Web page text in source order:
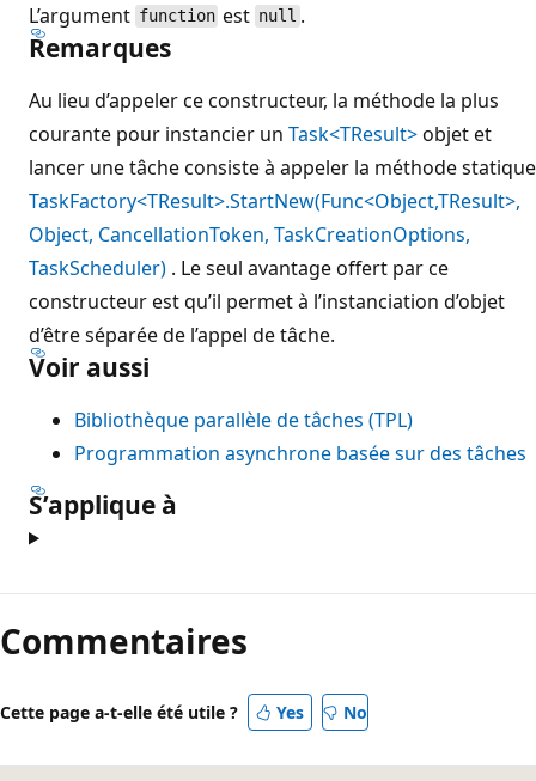
L’argument function est null .
Remarques
Au lieu d’appeler ce constructeur, la méthode la plus
courante pour instancier un Task<TResult>objet et
lancer une tâche consiste à appeler la méthode statique
TaskFactory<TResult>.StartNew(Func<Object,TResult>,
Object, CancellationToken, TaskCreationOptions,
TaskScheduler) . Le seul avantage offert par ce
constructeur est qu’il permet à l’instanciation d’objet
d’être séparée de l’appel de tâche.
Voir aussi
Bibliothèque parallèle de tâches (TPL)
Programmation asynchrone basée sur des tâches
S’applique à
Commentaires
Cette page a-t-elle été utile ? Yes No